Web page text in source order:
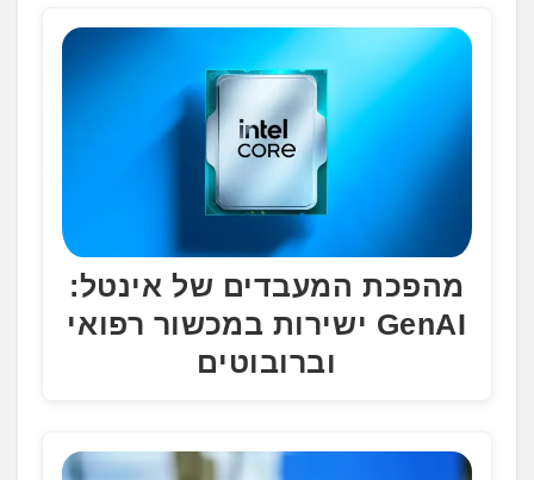
.
מהפכת המעבדים של אינטל:
GenAI ישירות במכשור רפואי
וברובוטים